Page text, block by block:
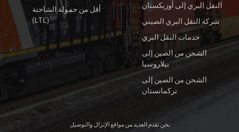
أقل من حمولة الشاحنة
(LTL)
النقل البري إلى أوزبكستان
شركة النقل البري الصيني
خدمات النقل البري
الشحن من الصين إلى
بيلاروسيا
الشحن من الصين إلى
تركمانستان
نحن نقدم العديد من مواقع الإنزال والتوصيل